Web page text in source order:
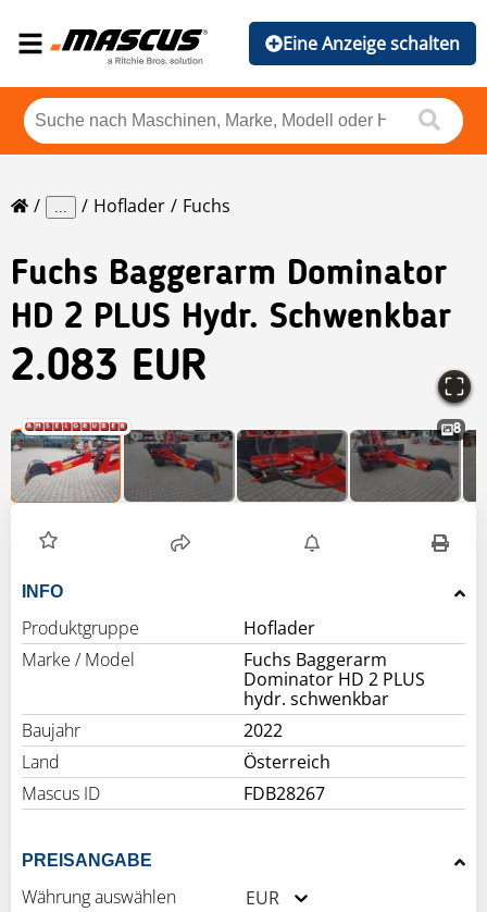
Eine Anzeige schalten
... Hoflader Fuchs
Fuchs Baggerarm Dominator
HD 2 PLUS Hydr. Schwenkbar
2.083 EUR
8
INFO
Produktgruppe
Hoflader
Marke / Model
Fuchs Baggerarm
Dominator HD 2 PLUS
hydr. schwenkbar
Baujahr
2022
Land
Österreich
Mascus ID
FDB28267
PREISANGABE
Währung auswählen
EUR